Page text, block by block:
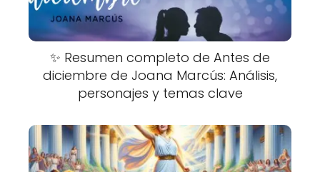
✨ Resumen completo de Antes de
diciembre de Joana Marcús: Análisis,
personajes y temas clave